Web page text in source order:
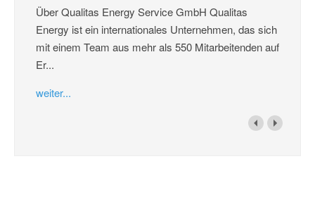
Über Qualitas Energy Service GmbH Qualitas
Energy ist ein internationales Unternehmen, das sich
mit einem Team aus mehr als 550 Mitarbeitenden auf
Er...
weiter...